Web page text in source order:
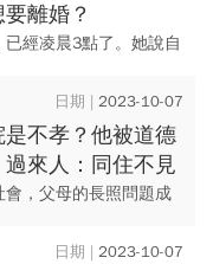
離婚？
經凌晨3點了。她說自
哭著說：「我老公要和
2023-10-07
不孝？他被道德
來人：同住不見
，父母的長照問題成
院，背後都會有不同的
2023-10-07